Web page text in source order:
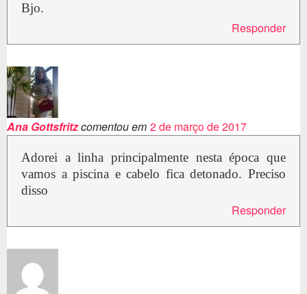
Bjo.
Responder
Ana Gottsfritzcomentou em 2 de março de 2017
Adorei a linha principalmente nesta época que
vamos a piscina e cabelo fica detonado. Preciso
disso
Responder